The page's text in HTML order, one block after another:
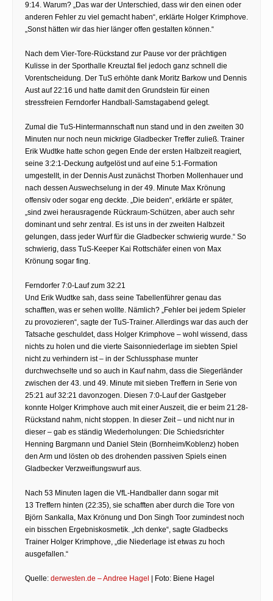
9:14. Warum? „Das war der Unterschied, dass wir den einen oder
anderen Fehler zu viel gemacht haben“, erklärte Holger Krimphove.
„Sonst hätten wir das hier länger offen gestalten können.“
Nach dem Vier-Tore-Rückstand zur Pause vor der prächtigen
Kulisse in der Sporthalle Kreuztal fiel jedoch ganz schnell die
Vorentscheidung. Der TuS erhöhte dank Moritz Barkow und Dennis
Aust auf 22:16 und hatte damit den Grundstein für einen
stressfreien Ferndorfer Handball-Samstagabend gelegt.
Zumal die TuS-Hintermannschaft nun stand und in den zweiten 30
Minuten nur noch neun mickrige Gladbecker Treffer zuließ. Trainer
Erik Wudtke hatte schon gegen Ende der ersten Halbzeit reagiert,
seine 3:2:1-Deckung aufgelöst und auf eine 5:1-Formation
umgestellt, in der Dennis Aust zunächst Thorben Mollenhauer und
nach dessen Auswechselung in der 49. Minute Max Krönung
offensiv oder sogar eng deckte. „Die beiden“, erklärte er später,
„sind zwei herausragende Rückraum-Schützen, aber auch sehr
dominant und sehr zentral. Es ist uns in der zweiten Halbzeit
gelungen, dass jeder Wurf für die Gladbecker schwierig wurde.“ So
schwierig, dass TuS-Keeper Kai Rottschäfer einen von Max
Krönung sogar fing.
Ferndorfer 7:0-Lauf zum 32:21
Und Erik Wudtke sah, dass seine Tabellenführer genau das
schafften, was er sehen wollte. Nämlich? „Fehler bei jedem Spieler
zu provozieren“, sagte der TuS-Trainer. Allerdings war das auch der
Tatsache geschuldet, dass Holger Krimphove – wohl wissend, dass
nichts zu holen und die vierte Saisonniederlage im siebten Spiel
nicht zu verhindern ist – in der Schlussphase munter
durchwechselte und so auch in Kauf nahm, dass die Siegerländer
zwischen der 43. und 49. Minute mit sieben Treffern in Serie von
25:21 auf 32:21 davonzogen. Diesen 7:0-Lauf der Gastgeber
konnte Holger Krimphove auch mit einer Auszeit, die er beim 21:28-
Rückstand nahm, nicht stoppen. In dieser Zeit – und nicht nur in
dieser – gab es ständig Wiederholungen: Die Schiedsrichter
Henning Bargmann und Daniel Stein (Bornheim/Koblenz) hoben
den Arm und lösten ob des drohenden passiven Spiels einen
Gladbecker Verzweiflungswurf aus.
Nach 53 Minuten lagen die VfL-Handballer dann sogar mit
13 Treffern hinten (22:35), sie schafften aber durch die Tore von
Björn Sankalla, Max Krönung und Don Singh Toor zumindest noch
ein bisschen Ergebniskosmetik. „Ich denke“, sagte Gladbecks
Trainer Holger Krimphove, „die Niederlage ist etwas zu hoch
ausgefallen.“
Quelle: derwesten.de – Andree Hagel | Foto: Biene Hagel